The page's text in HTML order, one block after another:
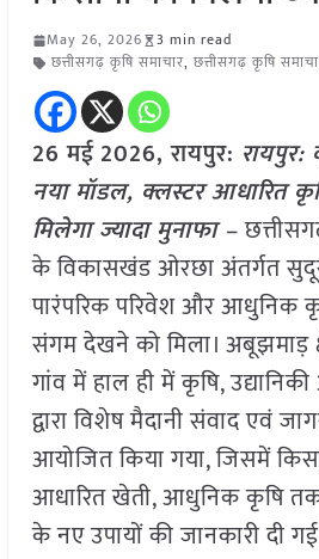
May 26, 2026
3 min read
छत्तीसगढ़ कृषि समाचार, छत्तीसगढ़ कृषि
26 मई2026, रायपुर:
नया मॉडल, क्लस्टर आधारित
मिलेगा ज्यादा मुनाफा –
के विकासखंड ओरछा अंतर्गत
पारंपरिक परिवेश और आधुनिक
संगम देखने को मिला। अबूझमाड़
गांव में हाल ही में कृषि,
द्वारा विशेष मैदानी संवाद एवं
आयोजित किया गया, जिसमें
आधारित खेती, आधुनिक कृषि
के नए उपायों की जानकारी दी